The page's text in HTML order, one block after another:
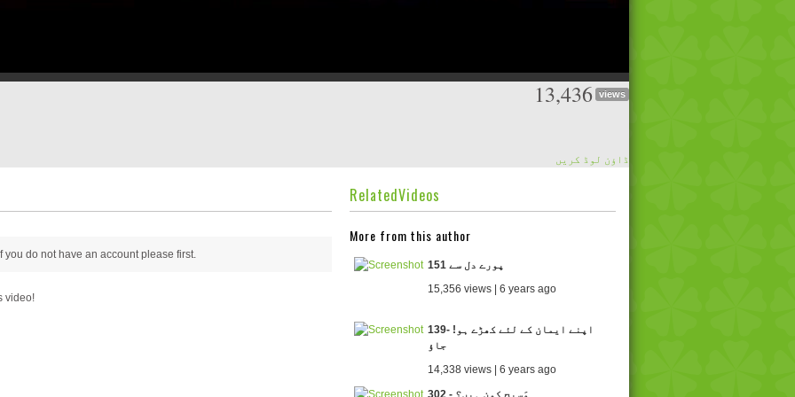
13,436 views
ڈاؤن لوڈ کریں
you do not have an account please first.
video!
RelatedVideos
More from this author
151 پورے دل سے
15,356 views | 6 years ago
139- !اپنے ایمان کے لئے کھڑے ہو
جاؤ
14,338 views | 6 years ago
302 - مَسیح کون ہیں؟